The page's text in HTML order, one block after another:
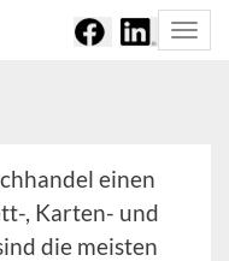
einen
, Karten- und
die meisten